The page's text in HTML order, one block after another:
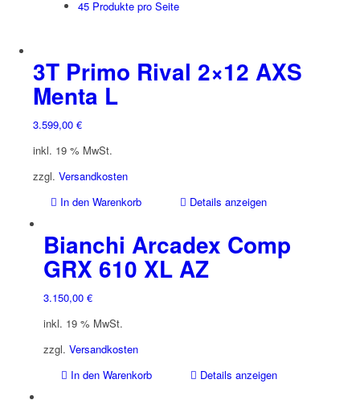
45 Produkte pro Seite
3T Primo Rival 2×12 AXS
Menta L
3.599,00 €
inkl. 19 % MwSt.
zzgl. Versandkosten
In den Warenkorb
Details anzeigen
Bianchi Arcadex Comp
GRX 610 XL AZ
3.150,00 €
inkl. 19 % MwSt.
zzgl. Versandkosten
In den Warenkorb
Details anzeigen